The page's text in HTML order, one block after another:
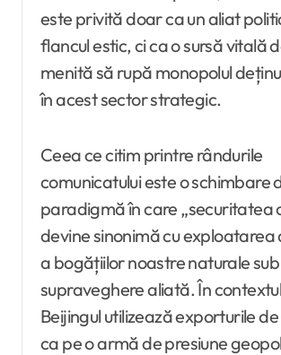
este privită doar ca un aliat
flancul estic, ci ca o sursă vitală
menită să rupă monopolul
în acest sector strategic.
Ceea ce citim printre rândurile
comunicatului este o schimbare
paradigmă în care „securitatea
devine sinonimă cu
a bogățiilor noastre naturale sub
supraveghere aliată. În
Beijingul utilizează exporturile
ca pe o armă de presiune